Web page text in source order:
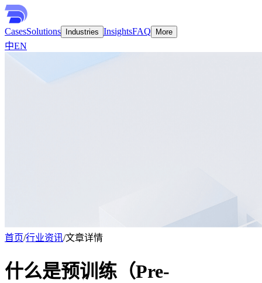
CasesSolutions Industries InsightsFAQ More
中EN
首页/行业资讯/文章详情
什么是预训练（Pre-